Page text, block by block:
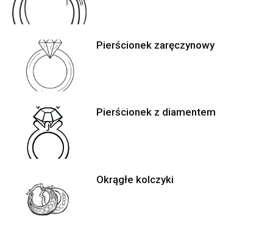
Pierścionek zaręczynowy
Pierścionek z diamentem
Okrągłe kolczyki